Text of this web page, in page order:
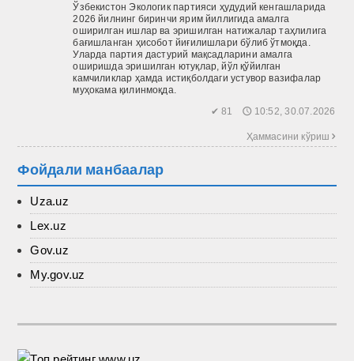
Ўзбекис­тон Экологик партияси ҳудудий кенгашларида
2026 йилнинг биринчи ярим йиллигида амалга
оширилган ишлар ва эришилган натижалар таҳлилига
бағишланган ҳисобот йиғилишлари бўлиб ўтмоқда.
Уларда партия дастурий мақсадларини амалга
оширишда эришилган ютуқлар, йўл қў­йилган
камчиликлар ҳамда истиқболдаги устувор вазифалар
муҳокама қилинмоқда.
✔ 81 🕔 10:52, 30.07.2026
Ҳаммасини кўриш 
Фойдали манбаалар
Uza.uz
Lex.uz
Gov.uz
My.gov.uz